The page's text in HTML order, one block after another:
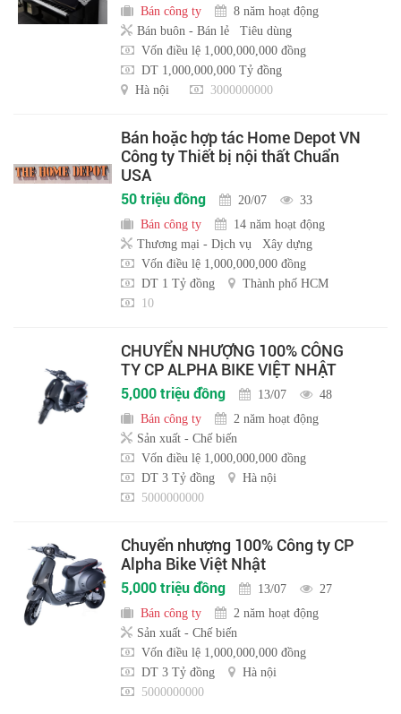
Bán công ty
8 năm hoạt động
Bán buôn - Bán lẻ
Tiêu dùng
Vốn điều lệ 1,000,000,000 đồng
DT 1,000,000,000 Tỷ đồng
Hà nội
3000000000
Bán hoặc hợp tác Home Depot VN
Công ty Thiết bị nội thất Chuẩn
USA
50 triệu đồng 20/07
33
Bán công ty
14 năm hoạt động
Thương mại - Dịch vụ
Xây dựng
Vốn điều lệ 1,000,000,000 đồng
DT 1 Tỷ đồng
Thành phố HCM
10
CHUYỂN NHƯỢNG 100% CÔNG
TY CP ALPHA BIKE VIỆT NHẬT
5,000 triệu đồng 13/07
48
Bán công ty
2 năm hoạt động
Sản xuất - Chế biến
Vốn điều lệ 1,000,000,000 đồng
DT 3 Tỷ đồng
Hà nội
5000000000
Chuyển nhượng 100% Công ty CP
Alpha Bike Việt Nhật
5,000 triệu đồng 13/07
27
Bán công ty
2 năm hoạt động
Sản xuất - Chế biến
Vốn điều lệ 1,000,000,000 đồng
DT 3 Tỷ đồng
Hà nội
5000000000